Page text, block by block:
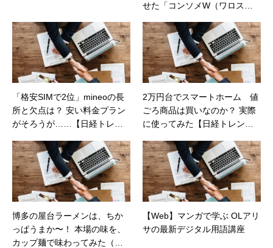
せた「コンソメW（ワロス）
ン）
「格安SIMで2位」mineoの長
所と欠点は？ 安い料金プラン
がそろうが……【日経トレン
2万円台でスマートホーム 値
ごろ商品は買いなのか？ 実際
に使ってみた【日経トレンデ
博多の屋台ラーメンは、ちか
っぱうまか〜！ 本場の味を、
カップ麺で味わってみた（カ
【Web】マンガで学ぶ OLアリ
サの最新デジタル用語講座